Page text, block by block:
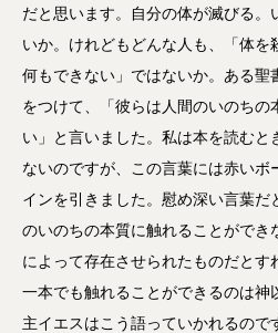
だと思います。自分の体が滅びる。
いか。けれどもどんな人も、「体を
何もできない」ではないか。ある聖
をつけて、「彼らは人間のいのちの
い」と言いました。私は本を読むと
ないのですが、この言葉には赤いボ
インを引きました。慰め深い言葉だ
のいのちの本質に触れることができ
によって存在させられたものだとす
一本でも触れることができるのは神
主イエスはこう語っていかれるので